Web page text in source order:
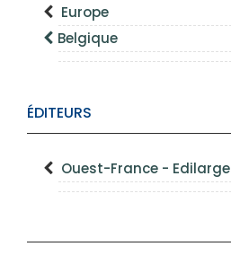
Europe
Belgique
ÉDITEURS
Ouest-France - Edilarge